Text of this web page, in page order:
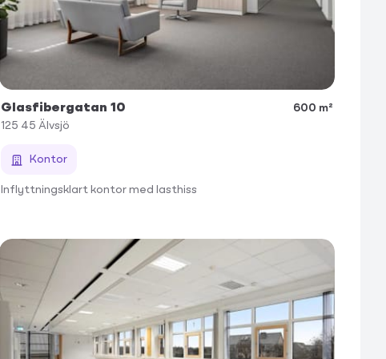
Glasfibergatan 10
600 m²
125 45 Älvsjö
Kontor
Inflyttningsklart kontor med lasthiss